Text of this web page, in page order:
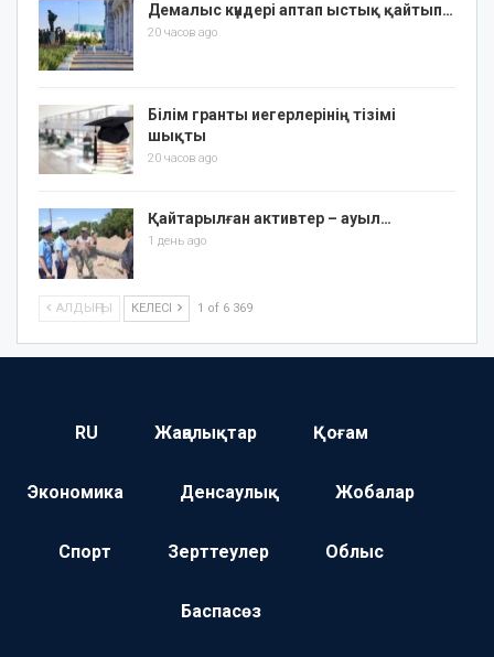
Демалыс күндері аптап ыстық қайтып…
20 часов ago
Білім гранты иегерлерінің тізімі
шықты
20 часов ago
Қайтарылған активтер – ауыл…
1 день ago
АЛДЫҢҒЫ КЕЛЕСІ 1 of 6 369
RU Жаңалықтар Қоғам
Экономика Денсаулық Жобалар
Спорт Зерттеулер Облыс
Баспасөз